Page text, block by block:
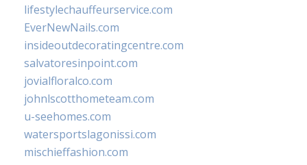
lifestylechauffeurservice.com
EverNewNails.com
insideoutdecoratingcentre.com
salvatoresinpoint.com
jovialfloralco.com
johnlscotthometeam.com
u-seehomes.com
watersportslagonissi.com
mischieffashion.com